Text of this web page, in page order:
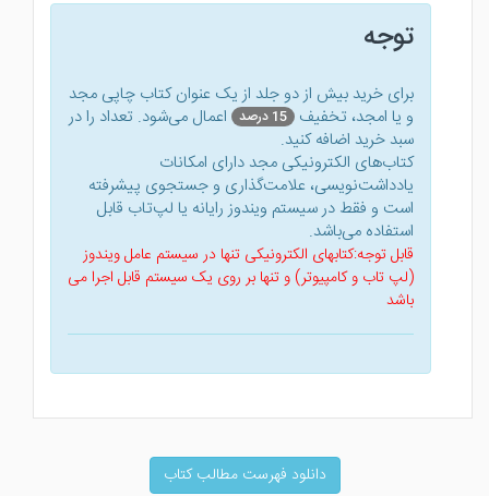
توجه
برای خرید بیش از دو جلد از یک عنوان کتاب‌ چاپی مجد
و یا امجد، تخفیف 15 درصد
اعمال می‌شود. تعداد را در
سبد خرید اضافه کنید.
کتاب‌های الکترونیکی مجد دارای امکانات
یادداشت‌نویسی، علامت‌گذاری و جستجوی پیشرفته
است و فقط در سیستم ویندوز رایانه یا لپ‌تاب قابل
استفاده می‌باشد.
قابل توجه:کتابهای الکترونیکی تنها در سیستم عامل ویندوز
(لپ تاب و کامپیوتر) و تنها بر روی یک سیستم قابل اجرا می
باشد
دانلود فهرست مطالب کتاب